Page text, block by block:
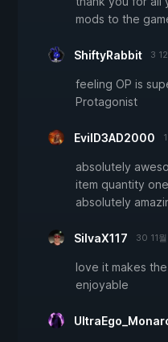
mods to the
ShiftyRabbit 3
feeling OP is
Protagonist
EvilD3AD2000
absolutely
item quantity
absolutely
SilvaX117 30 11월
love it makes
enjoyable